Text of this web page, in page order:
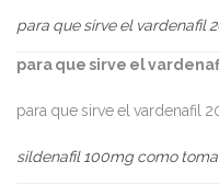
para que sirve el vardenafil
para que sirve el
para que sirve el vardenafil
sildenafil 100mg como